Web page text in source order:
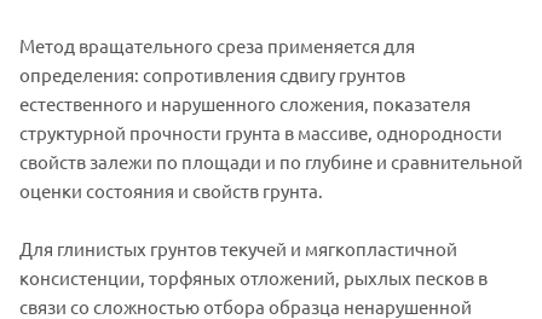
Метод вращательного среза применяется для
определения: сопротивления сдвигу грунтов
естественного и нарушенного сложения, показателя
структурной прочности грунта в массиве, однородности
свойств залежи по площади и по глубине и сравнительной
оценки состояния и свойств грунта.
Для глинистых грунтов текучей и мягкопластичной
консистенции, торфяных отложений, рыхлых песков в
связи со сложностью отбора образца ненарушенной